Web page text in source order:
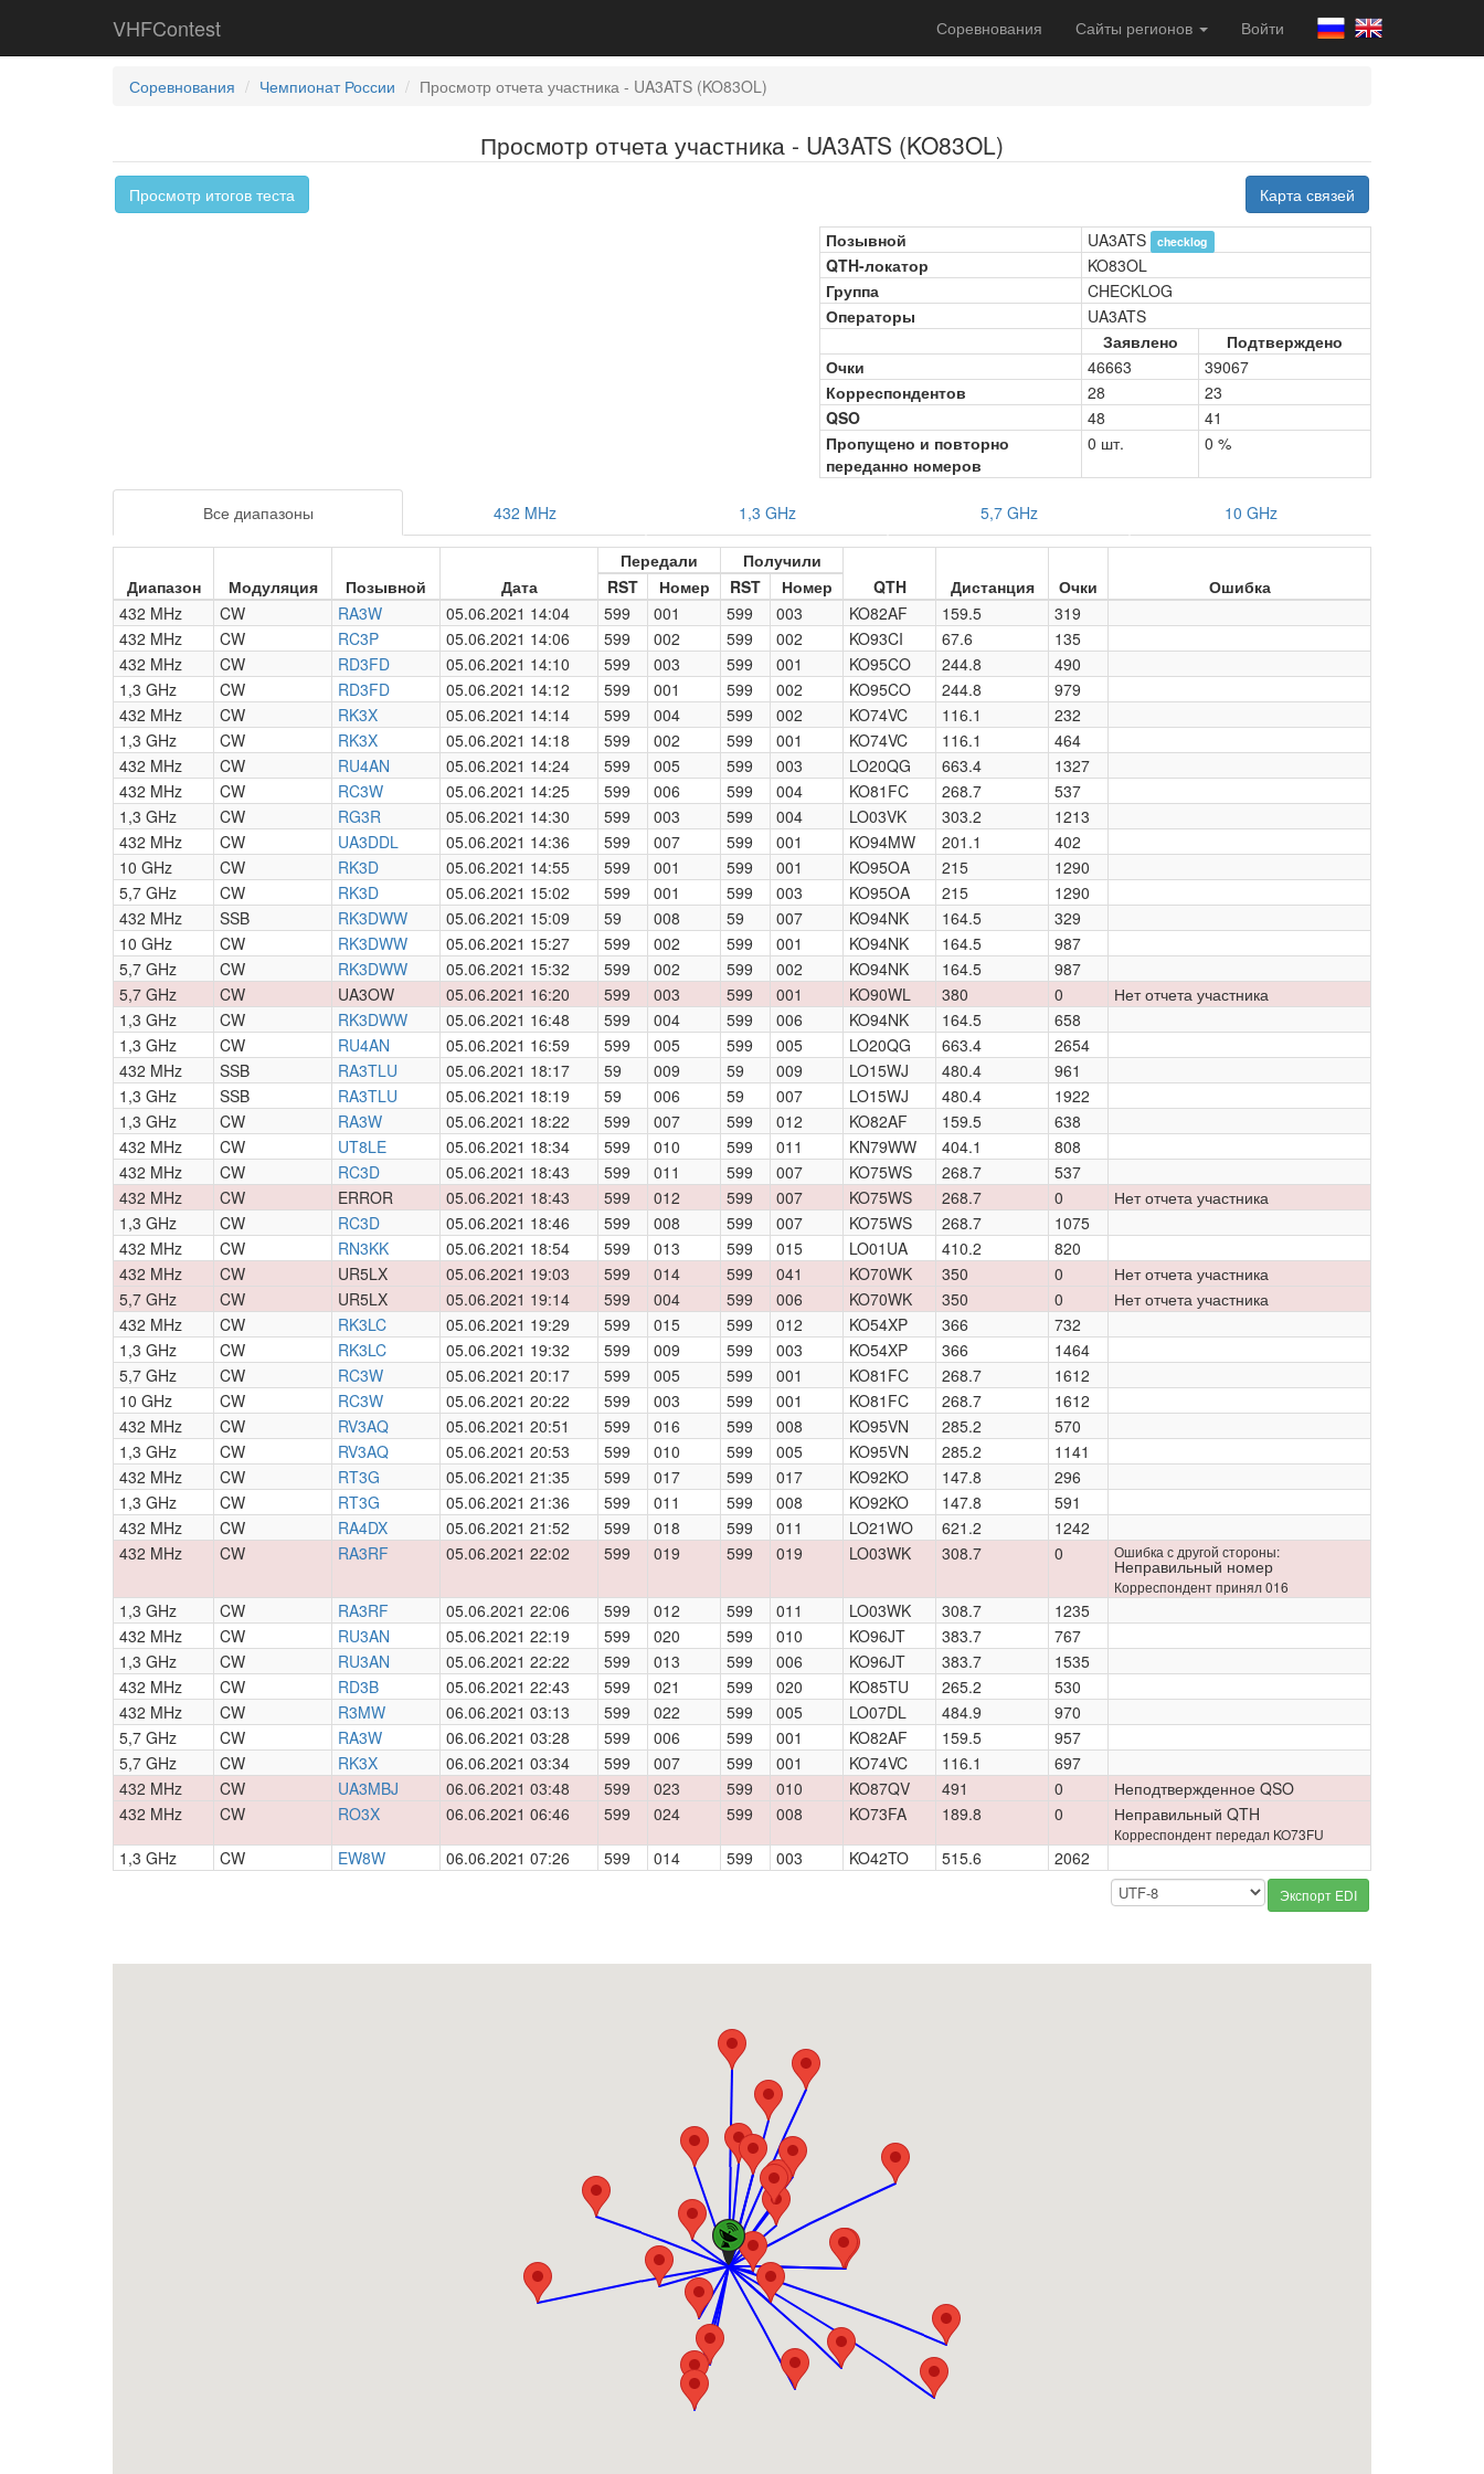
VHFContest Соревнования Сайты регионов Войти
Соревнования Чемпионат России Просмотр отчета участника - UA3ATS (KO83OL)
Просмотр отчета участника - UA3ATS (KO83OL)
Просмотр итогов теста Карта связей
Позывной UA3ATS checklog
QTH-локатор
KO83OL
Группа
CHECKLOG
Операторы
UA3ATS
Заявлено
Подтверждено
Очки
46663
39067
Корреспондентов
28
23
QSO
48
41
Пропущено и повторно
переданно номеров
0 шт. 0 %
Все диапазоны 432 MHz 1,3 GHz 5,7 GHz 10 GHz
Диапазон Модуляция Позывной Дата
Передали
Получили
QTH
Дистанция Очки Ошибка
RST Номер RST
Номер
432 MHz
CW RA3W 05.06.2021 14:04 599 001 599 003 KO82AF 159.5
319
432 MHz
CW RC3P 05.06.2021 14:06 599 002 599 002 KO93CI 67.6
135
432 MHz
CW RD3FD 05.06.2021 14:10 599 003 599 001 KO95CO 244.8
490
1,3 GHz
CW RD3FD 05.06.2021 14:12 599 001 599 002 KO95CO 244.8
979
432 MHz
CW RK3X 05.06.2021 14:14 599 004 599 002 KO74VC 116.1
232
1,3 GHz
CW RK3X 05.06.2021 14:18 599 002 599 001 KO74VC 116.1
464
432 MHz
CW RU4AN 05.06.2021 14:24 599 005 599 003 LO20QG 663.4
1327
432 MHz
CW RC3W 05.06.2021 14:25 599 006 599 004 KO81FC 268.7
537
1,3 GHz
CW RG3R 05.06.2021 14:30 599 003 599 004 LO03VK 303.2
1213
432 MHz
CW UA3DDL 05.06.2021 14:36 599 007 599 001 KO94MW 201.1
402
10 GHz
CW RK3D 05.06.2021 14:55 599 001 599 001 KO95OA 215
1290
5,7 GHz
CW RK3D 05.06.2021 15:02 599 001 599 003 KO95OA 215
1290
432 MHz
SSB RK3DWW 05.06.2021 15:09 59 008 59 007 KO94NK 164.5
329
10 GHz
CW RK3DWW 05.06.2021 15:27 599 002 599 001 KO94NK 164.5
987
5,7 GHz
CW RK3DWW 05.06.2021 15:32 599 002 599 002 KO94NK 164.5
987
5,7 GHz
CW UA3OW 05.06.2021 16:20 599 003 599 001 KO90WL 380 0
Нет отчета участника
1,3 GHz
CW RK3DWW 05.06.2021 16:48 599 004 599 006 KO94NK 164.5
658
1,3 GHz
CW RU4AN 05.06.2021 16:59 599 005 599 005 LO20QG 663.4
2654
432 MHz
SSB RA3TLU 05.06.2021 18:17 59 009 59 009 LO15WJ 480.4
961
1,3 GHz
SSB RA3TLU 05.06.2021 18:19 59 006 59 007 LO15WJ 480.4
1922
1,3 GHz
CW RA3W 05.06.2021 18:22 599 007 599 012 KO82AF 159.5
638
432 MHz
CW UT8LE 05.06.2021 18:34 599 010 599 011 KN79WW 404.1
808
432 MHz
CW RC3D 05.06.2021 18:43 599 011 599 007 KO75WS 268.7
537
432 MHz
CW ERROR 05.06.2021 18:43 599 012 599 007 KO75WS 268.7 0
Нет отчета участника
1,3 GHz
CW RC3D 05.06.2021 18:46 599 008 599 007 KO75WS 268.7
1075
432 MHz
CW RN3KK 05.06.2021 18:54 599 013 599 015 LO01UA 410.2
820
432 MHz
CW UR5LX 05.06.2021 19:03 599 014 599 041 KO70WK 350 0
Нет отчета участника
5,7 GHz
CW UR5LX 05.06.2021 19:14 599 004 599 006 KO70WK 350 0
Нет отчета участника
432 MHz
CW RK3LC 05.06.2021 19:29 599 015 599 012 KO54XP 366
732
1,3 GHz
CW RK3LC 05.06.2021 19:32 599 009 599 003 KO54XP 366
1464
5,7 GHz
CW RC3W 05.06.2021 20:17 599 005 599 001 KO81FC 268.7
1612
10 GHz
CW RC3W 05.06.2021 20:22 599 003 599 001 KO81FC 268.7
1612
432 MHz
CW RV3AQ 05.06.2021 20:51 599 016 599 008 KO95VN 285.2
570
1,3 GHz
CW RV3AQ 05.06.2021 20:53 599 010 599 005 KO95VN 285.2
1141
432 MHz
CW RT3G 05.06.2021 21:35 599 017 599 017 KO92KO 147.8
296
1,3 GHz
CW RT3G 05.06.2021 21:36 599 011 599 008 KO92KO 147.8
591
432 MHz
CW RA4DX 05.06.2021 21:52 599 018 599 011 LO21WO 621.2
1242
432 MHz
CW RA3RF 05.06.2021 22:02 599 019 599 019 LO03WK 308.7 0 Ошибка с другой стороны:
Неправильный номер
Корреспондент принял 016
1,3 GHz CW RA3RF 05.06.2021 22:06 599 012 599 011 LO03WK 308.7
1235
432 MHz
CW RU3AN 05.06.2021 22:19 599 020 599 010 KO96JT 383.7
767
1,3 GHz
CW RU3AN 05.06.2021 22:22 599 013 599 006 KO96JT 383.7
1535
432 MHz
CW RD3B 05.06.2021 22:43 599 021 599 020 KO85TU 265.2
530
432 MHz
CW R3MW 06.06.2021 03:13 599 022 599 005 LO07DL 484.9
970
5,7 GHz
CW RA3W 06.06.2021 03:28 599 006 599 001 KO82AF 159.5
957
5,7 GHz
CW RK3X 06.06.2021 03:34 599 007 599 001 KO74VC 116.1
697
432 MHz
CW UA3MBJ 06.06.2021 03:48 599 023 599 010 KO87QV 491 0
Неподтвержденное QSO
432 MHz
CW RO3X 06.06.2021 06:46 599 024 599 008 KO73FA 189.8 0 Неправильный QTH
Корреспондент передал KO73FU
1,3 GHz CW EW8W 06.06.2021 07:26 599 014 599 003 KO42TO 515.6 2062
Экспорт EDI